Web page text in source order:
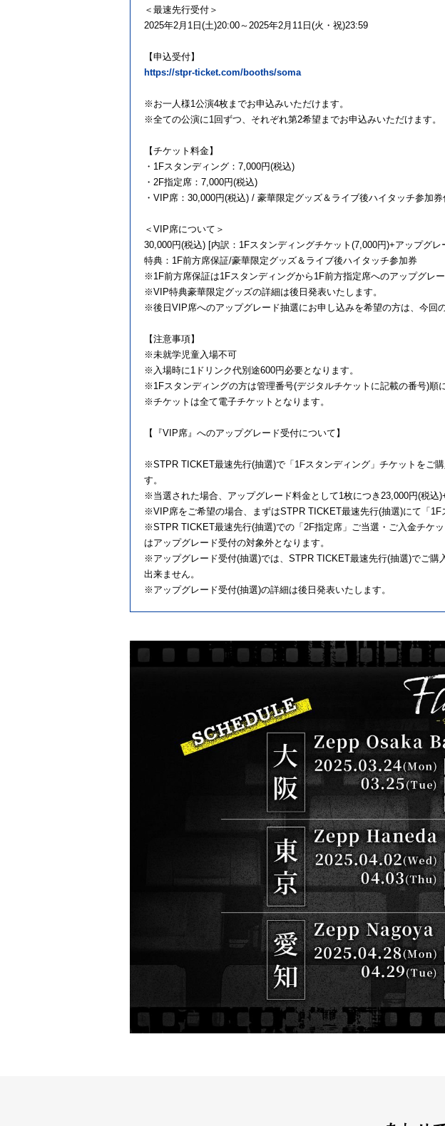
＜最速先行受付＞
2025年2月1日(土)20:00～2025年2月11日(火・祝)23:59
【申込受付】
https://stpr-ticket.com/booths/soma
※お一人様1公演4枚までお申込みいただけます。
※全ての公演に1回ずつ、それぞれ第2希望までお申込みいただけます。
【チケット料金】
・1Fスタンディング：7,000円(税込)
・2F指定席：7,000円(税込)
・VIP席：30,000円(税込) / 豪華限定グッズ＆ライブ後ハイタッチ参加券
＜VIP席について＞
30,000円(税込) [内訳：1Fスタンディングチケット(7,000円)+アップグレ
特典：1F前方席保証/豪華限定グッズ＆ライブ後ハイタッチ参加券
※1F前方席保証は1Fスタンディングから1F前方指定席へのアップグレー
※VIP特典豪華限定グッズの詳細は後日発表いたします。
※後日VIP席へのアップグレード抽選にお申し込みを希望の方は、今回
【注意事項】
※未就学児童入場不可
※入場時に1ドリンク代別途600円必要となります。
※1Fスタンディングの方は管理番号(デジタルチケットに記載の番号)順
※チケットは全て電子チケットとなります。
【『VIP席』へのアップグレード受付について】
※STPR TICKET最速先行(抽選)で「1Fスタンディング」チケットをご
す。
※当選された場合、アップグレード料金として1枚につき23,000円(税込
※VIP席をご希望の場合、まずはSTPR TICKET最速先行(抽選)にて「1F
※STPR TICKET最速先行(抽選)での「2F指定席」ご当選・ご入金チケ
はアップグレード受付の対象外となります。
※アップグレード受付(抽選)では、STPR TICKET最速先行(抽選)でご
出来ません。
※アップグレード受付(抽選)の詳細は後日発表いたします。